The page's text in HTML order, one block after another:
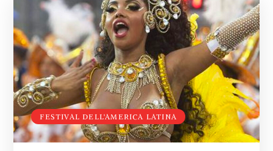
FESTIVAL DELL'AMERICA LATINA